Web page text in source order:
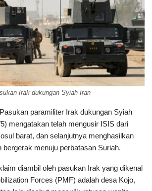
Irak dukungan Syiah Iran
Pasukan paramiliter Irak dukungan Syiah
mengatakan telah mengusir ISIS dari
barat, dan selanjutnya menghasilkan
bergerak menuju perbatasan Suriah.
diambil oleh pasukan Irak yang dikenal
Forces (PMF) adalah desa Kojo,